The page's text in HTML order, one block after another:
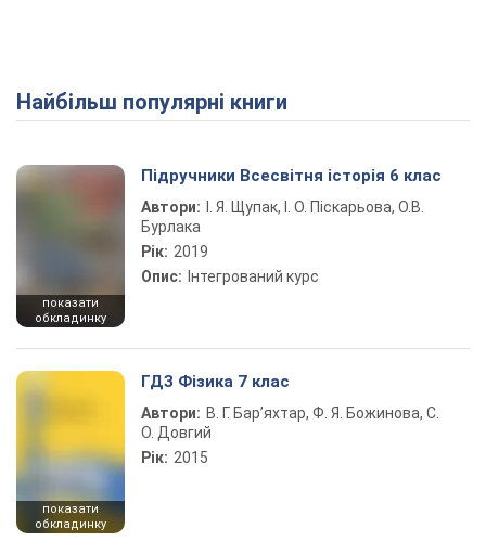
Play Video
Найбільш популярні книги
показати
обкладинку
Підручники Всесвітня історія 6 клас
Автори:
І. Я. Щупак, І. О. Піскарьова, О.В.
Бурлака
Рік: 2019
Опис: Інтегрований курс
показати
обкладинку
ГДЗ Фізика 7 клас
Автори: В. Г. Бар’яхтар, Ф. Я. Божинова, С.
О. Довгий
Рік: 2015